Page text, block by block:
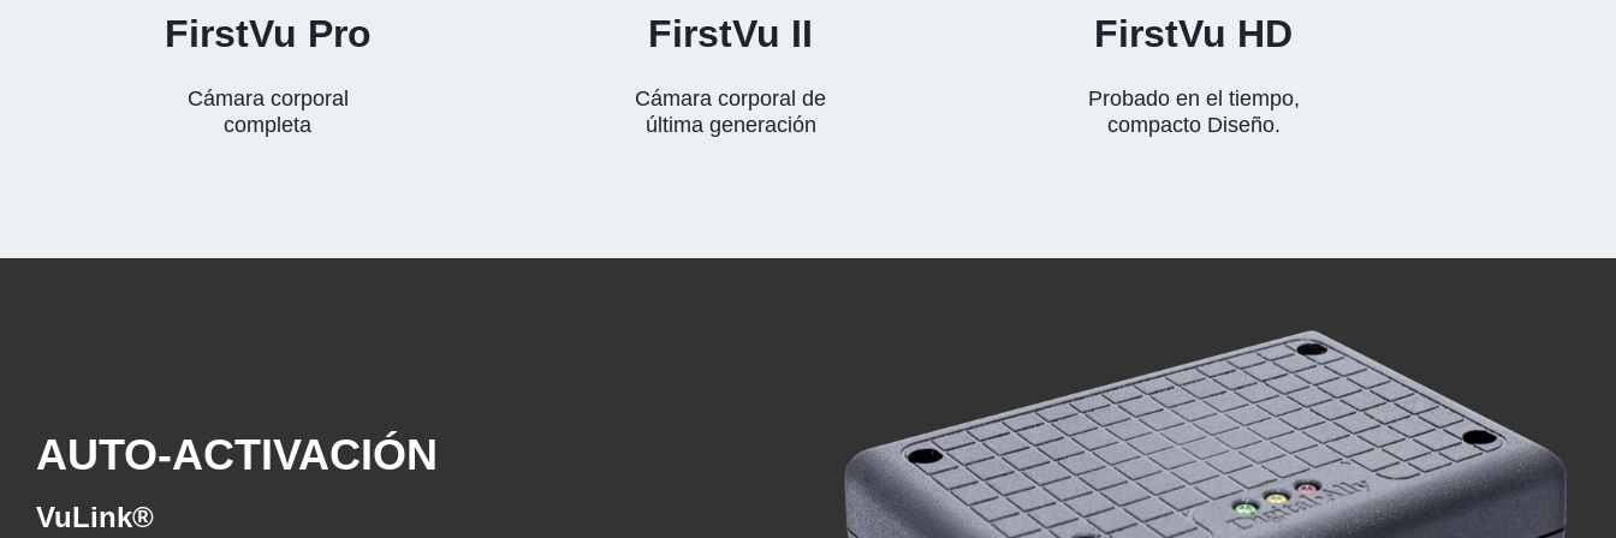
FirstVu Pro
Cámara corporal
completa
FirstVu II
Cámara corporal de
última generación
FirstVu HD
Probado en el tiempo,
compacto Diseño.
AUTO-ACTIVACIÓN
VuLink®